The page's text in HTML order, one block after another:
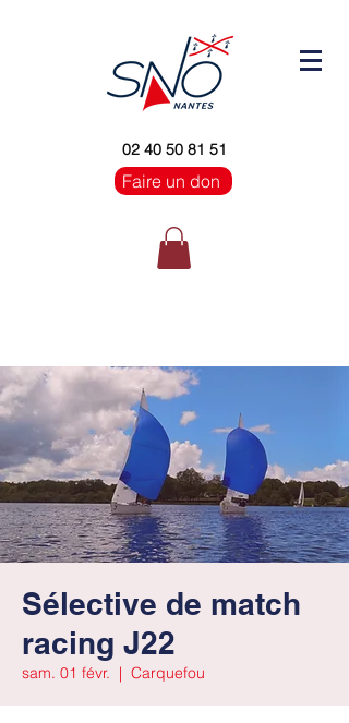
02 40 50 81 51
Faire un don
Sélective de match
racing J22
sam. 01 févr.
  |
Carquefou